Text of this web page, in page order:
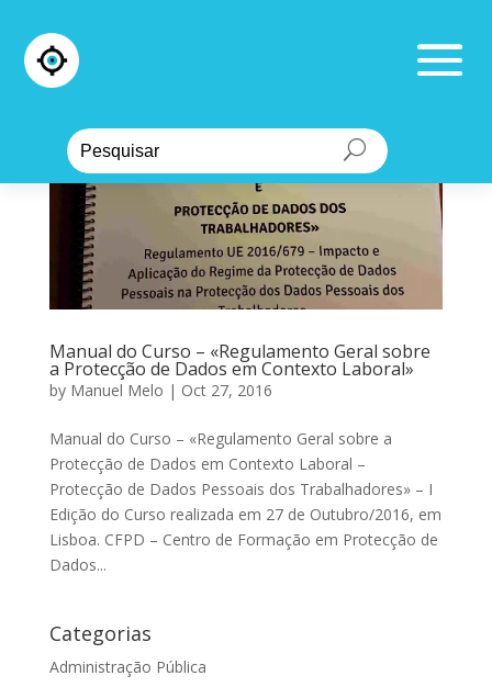
Manual do Curso – «Regulamento Geral sobre
a Protecção de Dados em Contexto Laboral»
by Manuel Melo | Oct 27, 2016
Manual do Curso – «Regulamento Geral sobre a
Protecção de Dados em Contexto Laboral –
Protecção de Dados Pessoais dos Trabalhadores» – I
Edição do Curso realizada em 27 de Outubro/2016, em
Lisboa. CFPD – Centro de Formação em Protecção de
Dados...
Categorias
Administração Pública